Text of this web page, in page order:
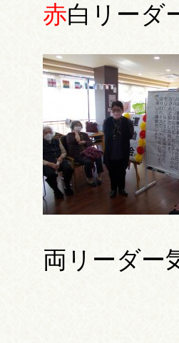
赤白リーダ
両リーダー